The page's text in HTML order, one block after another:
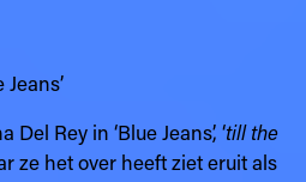
Del Rey in ‘Blue Jeans’, ‘till the
ze het over heeft ziet eruit als